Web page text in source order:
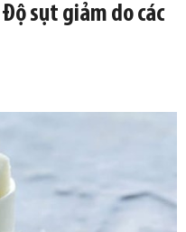
sụt giảm do các